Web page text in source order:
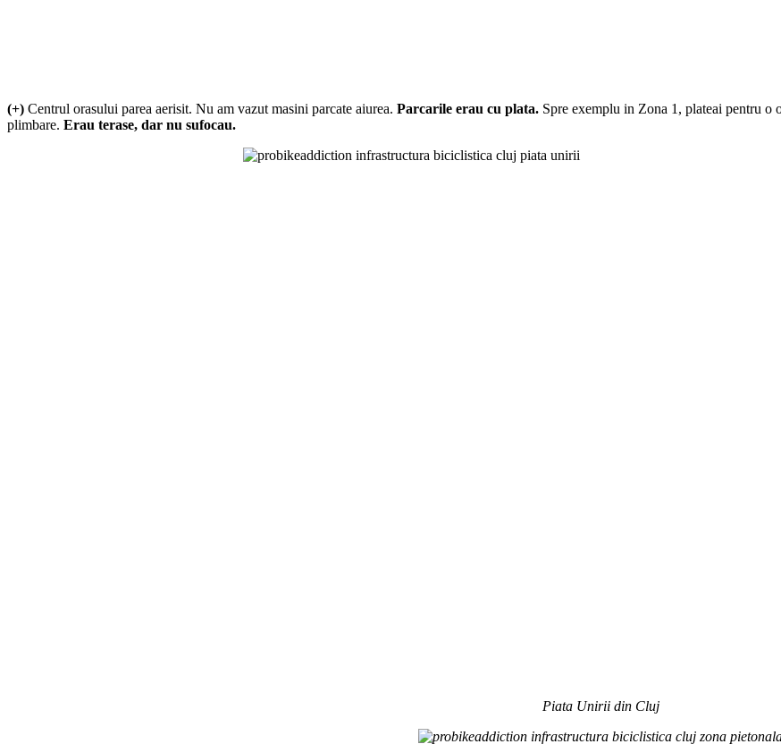
(+) Centrul orasului parea aerisit. Nu am vazut masini parcate aiurea. Parcarile erau cu plata. Spre exemplu in Zona 1, plateai pentru o
plimbare. Erau terase, dar nu sufocau.
Piata Unirii din Cluj